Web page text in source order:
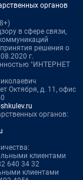
органов
в сфере связи,
решения о
г.
"ИНТЕРНЕТ
Октября, д. 11, офис
органов:
клиентами
640 34 32
клиентами